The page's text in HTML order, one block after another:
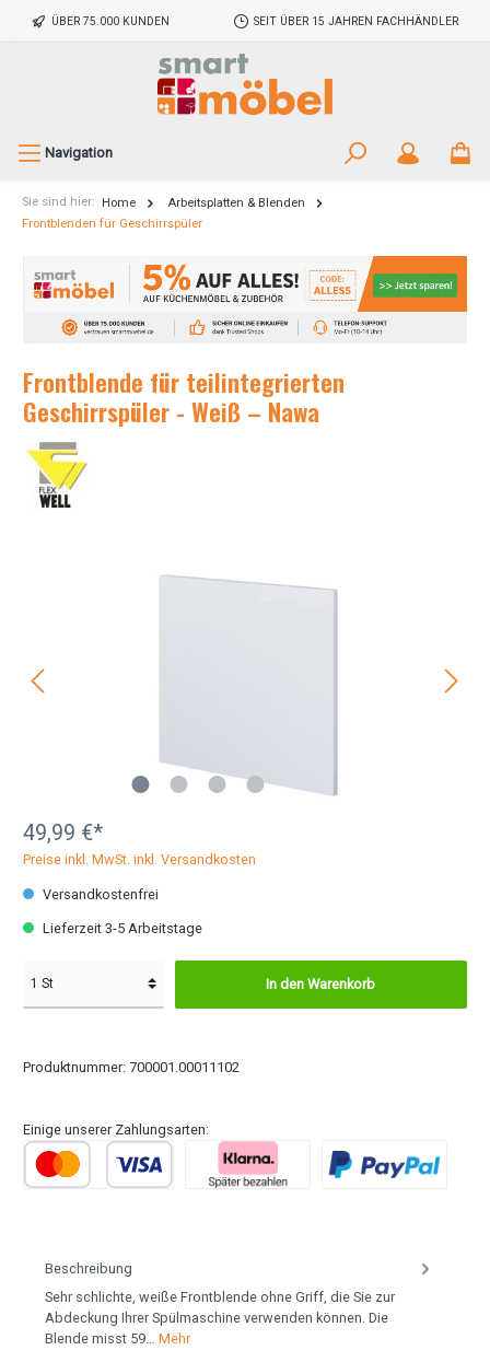
ÜBER 75.000 KUNDEN SEIT ÜBER 15 JAHREN FACHHÄNDLER
Navigation
Sie sind hier: Home
Arbeitsplatten & Blenden
Frontblenden für Geschirrspüler
Frontblende für teilintegrierten
Geschirrspüler - Weiß – Nawa
49,99 €*
Preise inkl. MwSt. inkl. Versandkosten
Versandkostenfrei
Lieferzeit 3-5 Arbeitstage
In den Warenkorb
Produktnummer: 700001.00011102
Einige unserer Zahlungsarten:
Beschreibung
Sehr schlichte, weiße Frontblende ohne Griff, die Sie zur
Abdeckung Ihrer Spülmaschine verwenden können. Die
Blende misst 59… Mehr